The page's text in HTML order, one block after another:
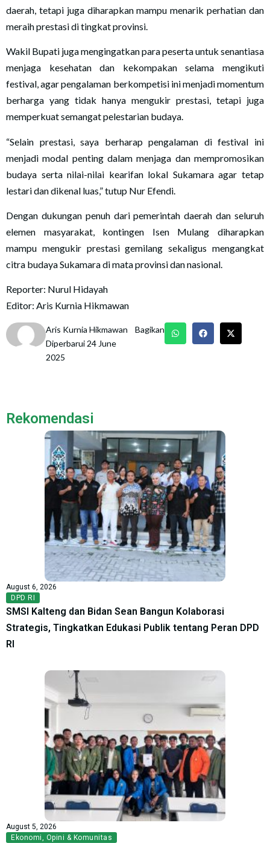
daerah, tetapi juga diharapkan mampu menarik perhatian dan
meraih prestasi di tingkat provinsi.
Wakil Bupati juga mengingatkan para peserta untuk senantiasa
menjaga kesehatan dan kekompakan selama mengikuti
festival, agar pengalaman berkompetisi ini menjadi momentum
berharga yang tidak hanya mengukir prestasi, tetapi juga
memperkuat semangat pelestarian budaya.
“Selain prestasi, saya berharap pengalaman di festival ini
menjadi modal penting dalam menjaga dan mempromosikan
budaya serta nilai-nilai kearifan lokal Sukamara agar tetap
lestari dan dikenal luas,” tutup Nur Efendi.
Dengan dukungan penuh dari pemerintah daerah dan seluruh
elemen masyarakat, kontingen Isen Mulang diharapkan
mampu mengukir prestasi gemilang sekaligus mengangkat
citra budaya Sukamara di mata provinsi dan nasional.
Reporter: Nurul Hidayah
Editor: Aris Kurnia Hikmawan
Aris Kurnia Hikmawan
Diperbarui 24 June
2025
Bagikan
Rekomendasi
August 6, 2026
DPD RI
SMSI Kalteng dan Bidan Sean Bangun Kolaborasi
Strategis, Tingkatkan Edukasi Publik tentang Peran DPD
RI
August 5, 2026
Ekonomi, Opini & Komunitas